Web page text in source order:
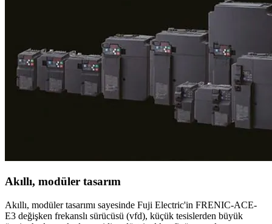
Akıllı, modüler tasarım
Akıllı, modüler tasarımı sayesinde Fuji Electric'in FRENIC-ACE-
E3 değişken frekanslı sürücüsü (vfd), küçük tesislerden büyük